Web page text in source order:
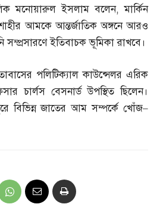
মনোয়ারুল ইসলাম বলেন,মার্কিন
আমকে আন্তর্জাতিক অঙ্গনে আরও
সম্প্রসারণে ইতিবাচক ভূমিকা রাখবে।
পলিটিক্যাল কাউন্সেলর এরিক
চার্লস বেসনার্ড উপস্থিত ছিলেন।
বিভিন্ন জাতের আম সম্পর্কে খোঁজ–